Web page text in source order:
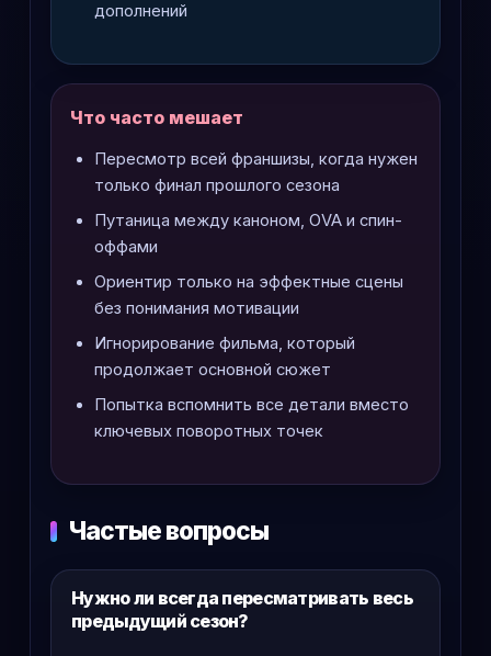
дополнений
Что часто мешает
Пересмотр всей франшизы, когда нужен
только финал прошлого сезона
Путаница между каноном, OVA и спин-
оффами
Ориентир только на эффектные сцены
без понимания мотивации
Игнорирование фильма, который
продолжает основной сюжет
Попытка вспомнить все детали вместо
ключевых поворотных точек
Частые вопросы
Нужно ли всегда пересматривать весь
предыдущий сезон?